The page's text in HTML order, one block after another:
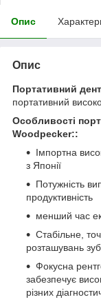
Опис
Опис
Портативний
портативний
Особливості
Woodpecker::
Імпортна
з Японії
Потужність
продуктивність
менший час
Стабільне,
розташувань
Фокусна
забезпечує
різних